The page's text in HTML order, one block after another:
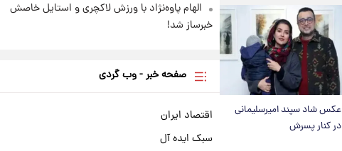
عکس شاد سپند امیرسلیمانی
در کنار پسرش
الهام پاوه‌نژاد با ورزش لاکچری و استایل خاصش
خبرساز شد!
صفحه خبر - وب گردی
اقتصاد ایران
سبک ایده آل